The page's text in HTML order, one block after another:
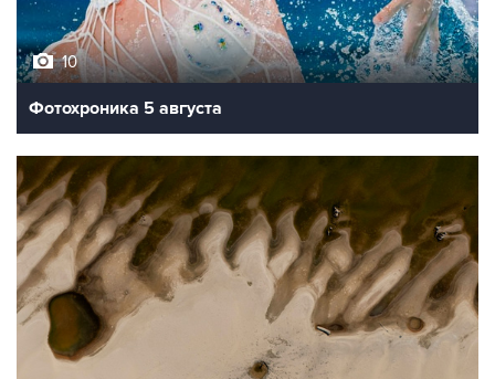
10
Фотохроника 5 августа